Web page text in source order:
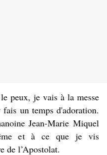
peux, je vais à la messe
un temps d'adoration.
Jean-Marie Miquel
et à ce que je vis
de l’Apostolat.